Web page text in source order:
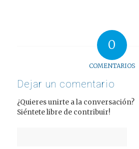
0
COMENTARIOS
Dejar un comentario
¿Quieres unirte a la conversación?
Siéntete libre de contribuir!